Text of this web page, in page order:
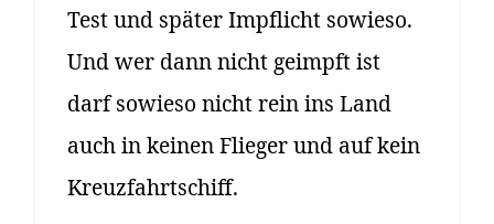
Test und später Impflicht sowieso.
Und wer dann nicht geimpft ist
darf sowieso nicht rein ins Land
auch in keinen Flieger und auf kein
Kreuzfahrtschiff.